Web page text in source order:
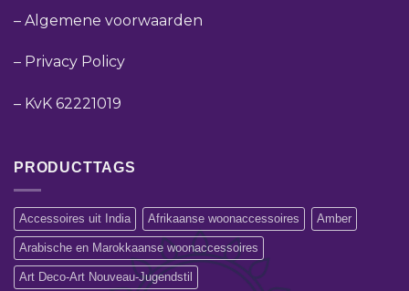
– Algemene voorwaarden
– Privacy Policy
– KvK 62221019
PRODUCTTAGS
Accessoires uit India Afrikaanse woonaccessoires Amber
Arabische en Marokkaanse woonaccessoires
Art Deco-Art Nouveau-Jugendstil